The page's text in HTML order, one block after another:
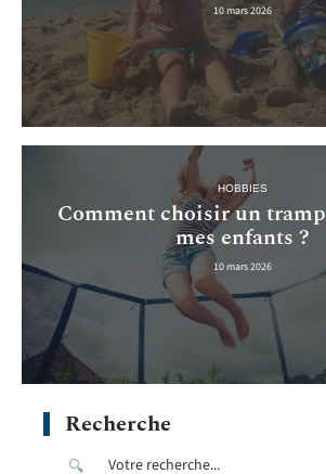
10 mars 2026
HOBBIES
Comment choisir un
mes enfants ?
10 mars 2026
Recherche